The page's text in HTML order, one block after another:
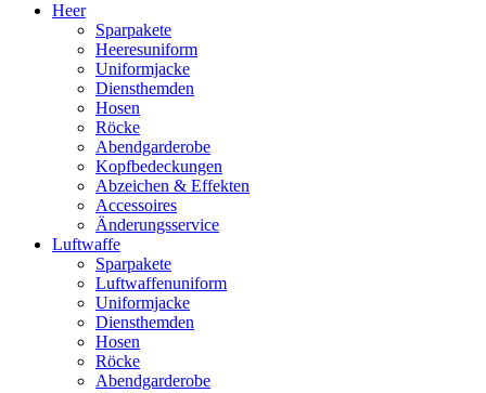
Heer
Sparpakete
Heeresuniform
Uniformjacke
Diensthemden
Hosen
Röcke
Abendgarderobe
Kopfbedeckungen
Abzeichen & Effekten
Accessoires
Änderungsservice
Luftwaffe
Sparpakete
Luftwaffenuniform
Uniformjacke
Diensthemden
Hosen
Röcke
Abendgarderobe